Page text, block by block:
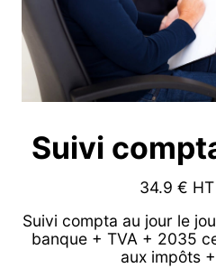
Suivi
34.9 €
Suivi compta au jour le
banque + TVA + 2035
aux impôts